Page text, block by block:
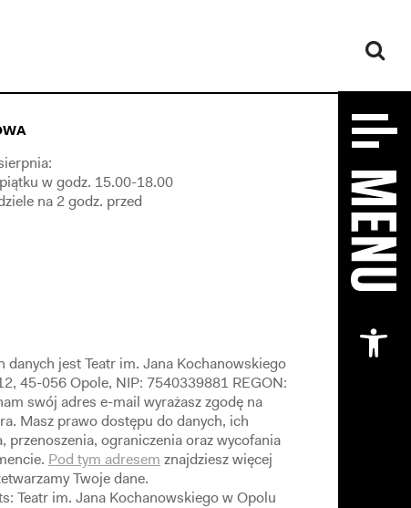
w godz. 15.00-18.00
na 2 godz. przed
jest Teatr im. Jana Kochanowskiego
45-056 Opole, NIP: 7540339881 REGON:
swój adres e-mail wyrażasz zgodę na
Masz prawo dostępu do danych, ich
przenoszenia, ograniczenia oraz wycofania
Pod tym adresem znajdziesz więcej
Twoje dane.
Teatr im. Jana Kochanowskiego w Opolu